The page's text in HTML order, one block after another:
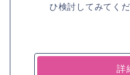
ひ検討してみてくだ
詳